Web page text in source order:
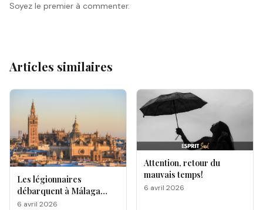
Soyez le premier à commenter.
Articles similaires
Les légionnaires
débarquent à Málaga
pour la Semaine Sainte
6 avril 2026
Attention, retour du
mauvais temps!
6 avril 2026